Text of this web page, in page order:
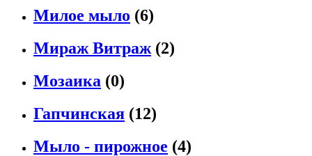
Милое мыло (6)
Мираж Витраж (2)
Мозаика (0)
Гапчинская (12)
Мыло - пирожное (4)